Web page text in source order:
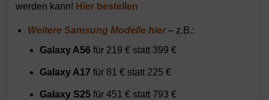
werden kann! Hier bestellen
Weitere Samsung Modelle hier– z.B.:
Galaxy A56 für 219 € statt 399 €
Galaxy A17 für 81 € statt 225 €
Galaxy S25 für 451 € statt 793 €